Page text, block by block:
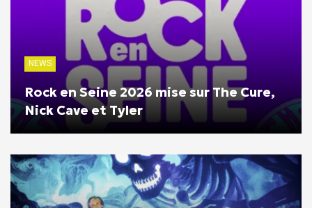
NEWS
Rock en Seine 2026 mise sur The Cure,
Nick Cave et Tyler